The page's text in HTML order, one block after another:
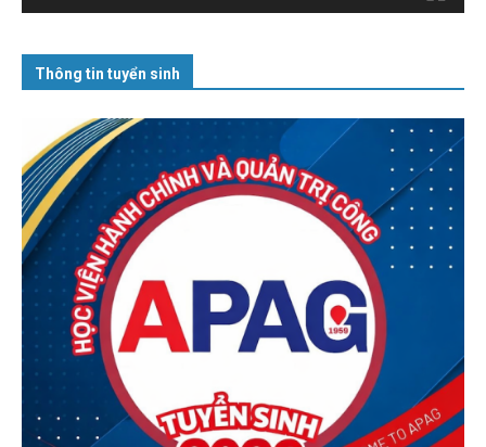
Thông tin tuyển sinh